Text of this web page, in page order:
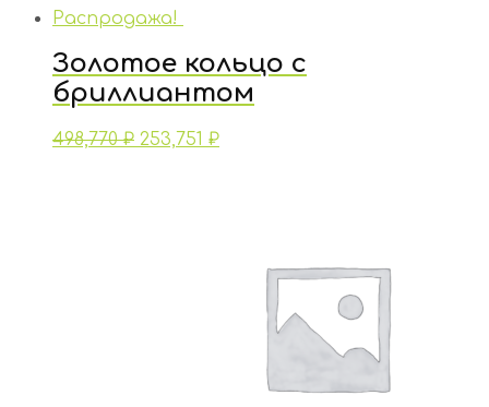
Распродажа!
Золотое кольцо с
бриллиантом
498,770₽ 253,751 ₽